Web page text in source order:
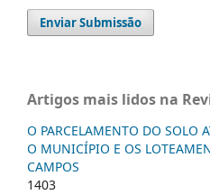
Enviar Submissão
Artigos mais lidos na
O PARCELAMENTO DO SOLO
O MUNICÍPIO E OS
CAMPOS
1403